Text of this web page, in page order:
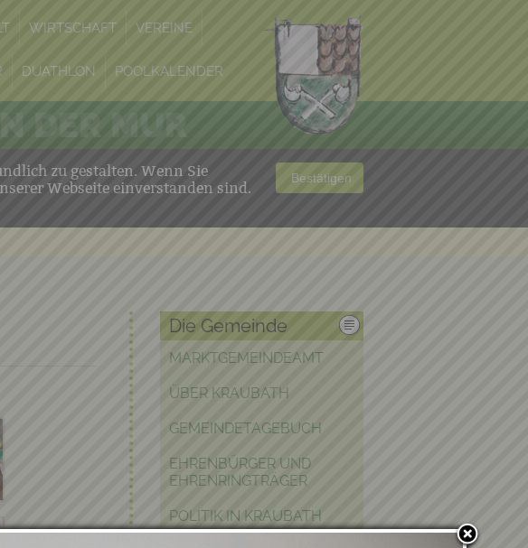
WIRTSCHAFT VEREINE
DUATHLON POOLKALENDER
DER MUR
zu gestalten. Wenn Sie
Webseite einverstanden sind.
Bestätigen
Die Gemeinde
MARKTGEMEINDEAMT
ÜBER KRAUBATH
GEMEINDETAGEBUCH
EHRENBÜRGER UND
EHRENRINGTRÄGER
POLITIK IN KRAUBATH